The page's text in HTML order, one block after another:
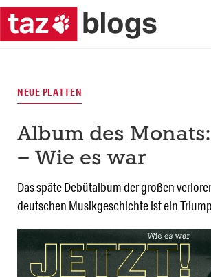
NEUE PLATTEN
Album des Monats:
– Wie es war
Das späte Debütalbum der großen
deutschen Musikgeschichte ist ein